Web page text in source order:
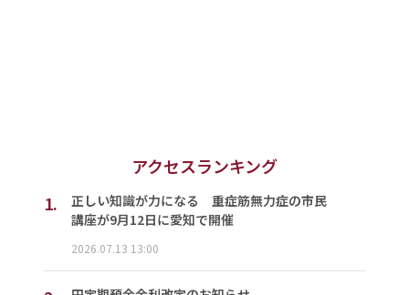
アクセスランキング
1.
正しい知識が力になる 重症筋無力症の市民
講座が9月12日に愛知で開催
2026.07.13 13:00